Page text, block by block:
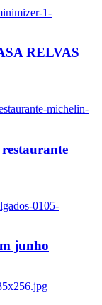
1-
RELVAS
michelin-
0105-
junho